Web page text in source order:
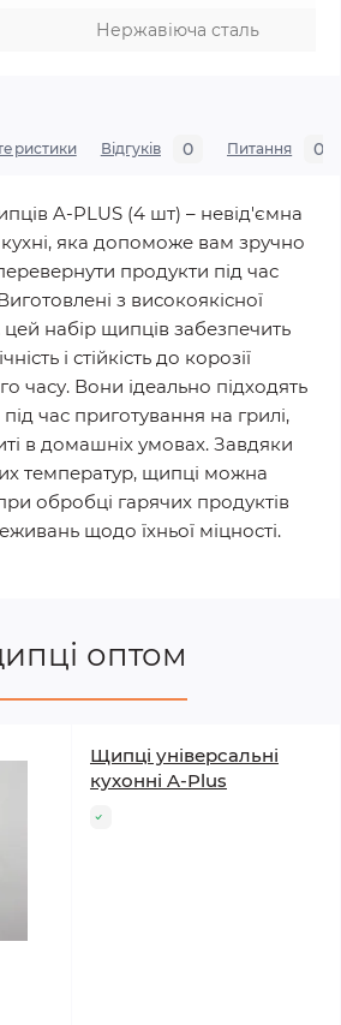
Нержавіюча сталь
Відгуків 0 Питання 0
A-PLUS (4 шт) – невід'ємна
яка допоможе вам зручно
продукти під час
з високоякісної
цей набір щипців забезпечить
і стійкість до корозії
часу. Вони ідеально підходять
час приготування на грилі,
в домашніх умовах. Завдяки
температур, щипці можна
обробці гарячих продуктів
щодо їхньої міцності.
оптом
Щипці універсальні
кухонні A-Plus